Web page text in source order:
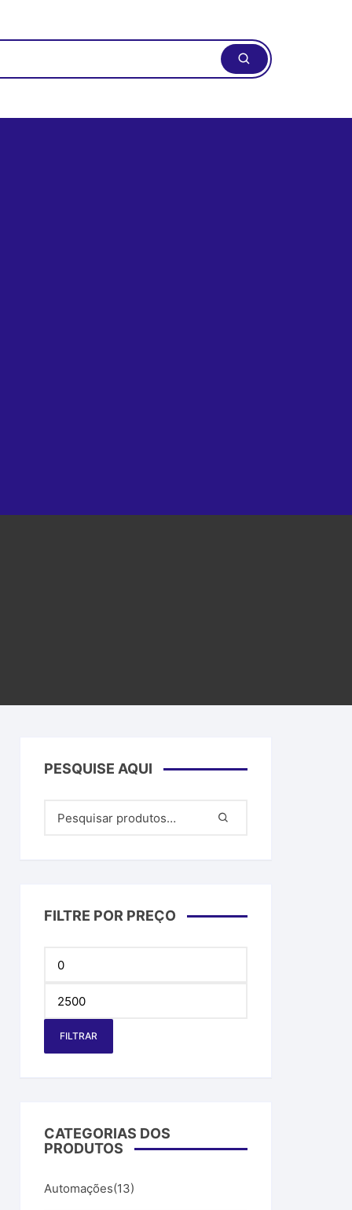
PESQUISE AQUI
FILTRE POR PREÇO
FILTRAR
CATEGORIAS DOS
PRODUTOS
Automações(13)